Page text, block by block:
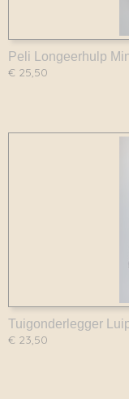
Peli Longeerhulp
€ 25,50
Tuigonderlegger
€ 23,50